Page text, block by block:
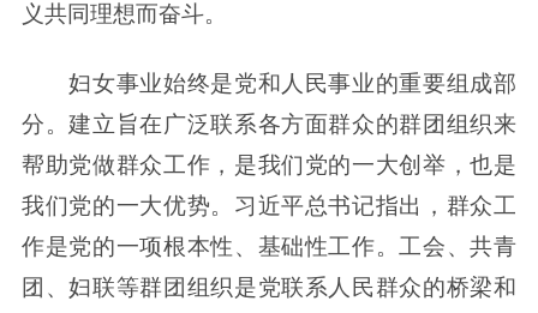
义共同理想而奋斗。
妇女事业始终是党和人民事业的重要组成部
分。建立旨在广泛联系各方面群众的群团组织来
帮助党做群众工作，是我们党的一大创举，也是
我们党的一大优势。习近平总书记指出，群众工
作是党的一项根本性、基础性工作。工会、共青
团、妇联等群团组织是党联系人民群众的桥梁和